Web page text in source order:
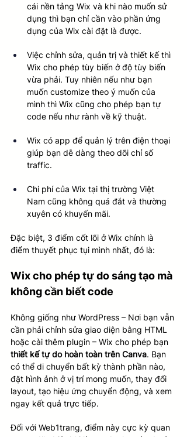
cái nền tảng Wix và khi nào muốn sử
dụng thì bạn chỉ cần vào phần ứng
dụng của Wix cài đặt là được.
Việc chỉnh sửa, quản trị và thiết kế thì
Wix cho phép tùy biến ở độ tùy biến
vừa phải. Tuy nhiên nếu như bạn
muốn customize theo ý muốn của
mình thì Wix cũng cho phép bạn tự
code nếu như rành về kỹ thuật.
Wix có app để quản lý trên điện thoại
giúp bạn dễ dàng theo dõi chỉ số
traffic.
Chi phí của Wix tại thị trường Việt
Nam cũng không quá đắt và thường
xuyên có khuyến mãi.
Đặc biệt, 3 điểm cốt lõi ở Wix chính là
điểm thuyết phục tụi mình nhất, đó là:
Wix cho phép tự do sáng tạo mà
không cần biết code
Không giống như WordPress – Nơi bạn vẫn
cần phải chỉnh sửa giao diện bằng HTML
hoặc cài thêm plugin – Wix cho phép bạn
thiết kế tự do hoàn toàn trên Canva. Bạn
có thể di chuyển bất kỳ thành phần nào,
đặt hình ảnh ở vị trí mong muốn, thay đổi
layout, tạo hiệu ứng chuyển động, và xem
ngay kết quả trực tiếp.
Đối với Web1trang, điểm này cực kỳ quan